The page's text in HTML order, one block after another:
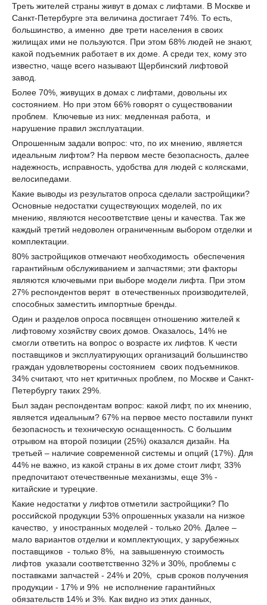
Треть жителей страны живут в домах с лифтами. В Москве и
Санкт-Петербурге эта величина достигает 74%. То есть,
большинство, а именно две трети населения в своих
жилищах ими не пользуются. При этом 68% людей не знают,
какой подъемник работает в их доме. А среди тех, кому это
известно, чаще всего называют Щербинский лифтовой
завод.
Более 70%, живущих в домах с лифтами, довольны их
состоянием. Но при этом 66% говорят о существовании
проблем. Ключевые из них: медленная работа, и
нарушение правил эксплуатации.
Опрошенным задали вопрос: что, по их мнению, является
идеальным лифтом? На первом месте безопасность, далее
надежность, исправность, удобства для людей с колясками,
велосипедами.
Какие выводы из результатов опроса сделали застройщики?
Основные недостатки существующих моделей, по их
мнению, являются несоответствие цены и качества. Так же
каждый третий недоволен ограниченным выбором отделки и
комплектации.
80% застройщиков отмечают необходимость обеспечения
гарантийным обслуживанием и запчастями; эти факторы
являются ключевыми при выборе модели лифта. При этом
27% респондентов верят в отечественных производителей,
способных заместить импортные бренды.
Один и разделов опроса посвящен отношению жителей к
лифтовому хозяйству своих домов. Оказалось, 14% не
смогли ответить на вопрос о возрасте их лифтов. К чести
поставщиков и эксплуатирующих организаций большинство
граждан удовлетворены состоянием своих подъемников.
34% считают, что нет критичных проблем, по Москве и Санкт-
Петербургу таких 29%.
Был задан респондентам вопрос: какой лифт, по их мнению,
является идеальным? 67% на первое место поставили пункт
безопасность и техническую оснащенность. С большим
отрывом на второй позиции (25%) оказался дизайн. На
третьей – наличие современной системы и опций (17%). Для
44% не важно, из какой страны в их доме стоит лифт, 33%
предпочитают отечественные механизмы, еще 3% -
китайские и турецкие.
Какие недостатки у лифтов отметили застройщики? По
российской продукции 53% опрошенных указали на низкое
качество, у иностранных моделей - только 20%. Далее –
мало вариантов отделки и комплектующих, у зарубежных
поставщиков - только 8%, на завышенную стоимость
лифтов указали соответственно 32% и 30%, проблемы с
поставками запчастей - 24% и 20%, срыв сроков получения
продукции - 17% и 9% не исполнение гарантийных
обязательств 14% и 3%. Как видно из этих данных,